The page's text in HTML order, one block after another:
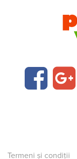
Termeni și condiții